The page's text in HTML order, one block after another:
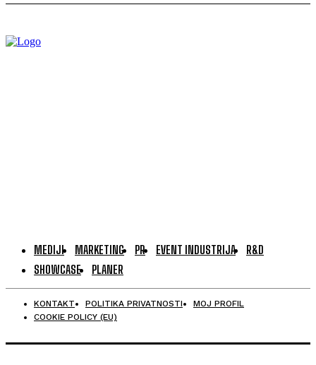
MEDIJI MARKETING PR EVENT INDUSTRIJA
R&D
SHOWCASE
PLANER
KONTAKT POLITIKA PRIVATNOSTI
MOJ PROFIL
COOKIE POLICY (EU)